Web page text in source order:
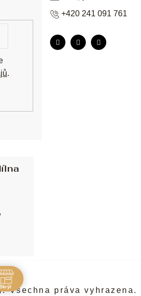
+420 241 091 761
Přihlášením souhlasím se
.
. Všechna práva vyhrazena.
Skrýt